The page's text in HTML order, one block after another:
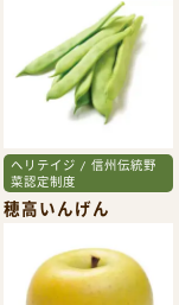
ヘリテイジ / 信州伝統野
菜認定制度
穂高いんげん